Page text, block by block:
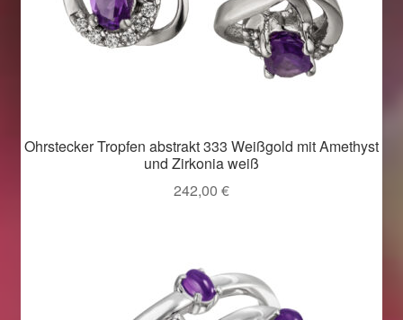
Ohrstecker Tropfen abstrakt 333 Weißgold mit Amethyst
und Zirkonia weiß
242,00 €